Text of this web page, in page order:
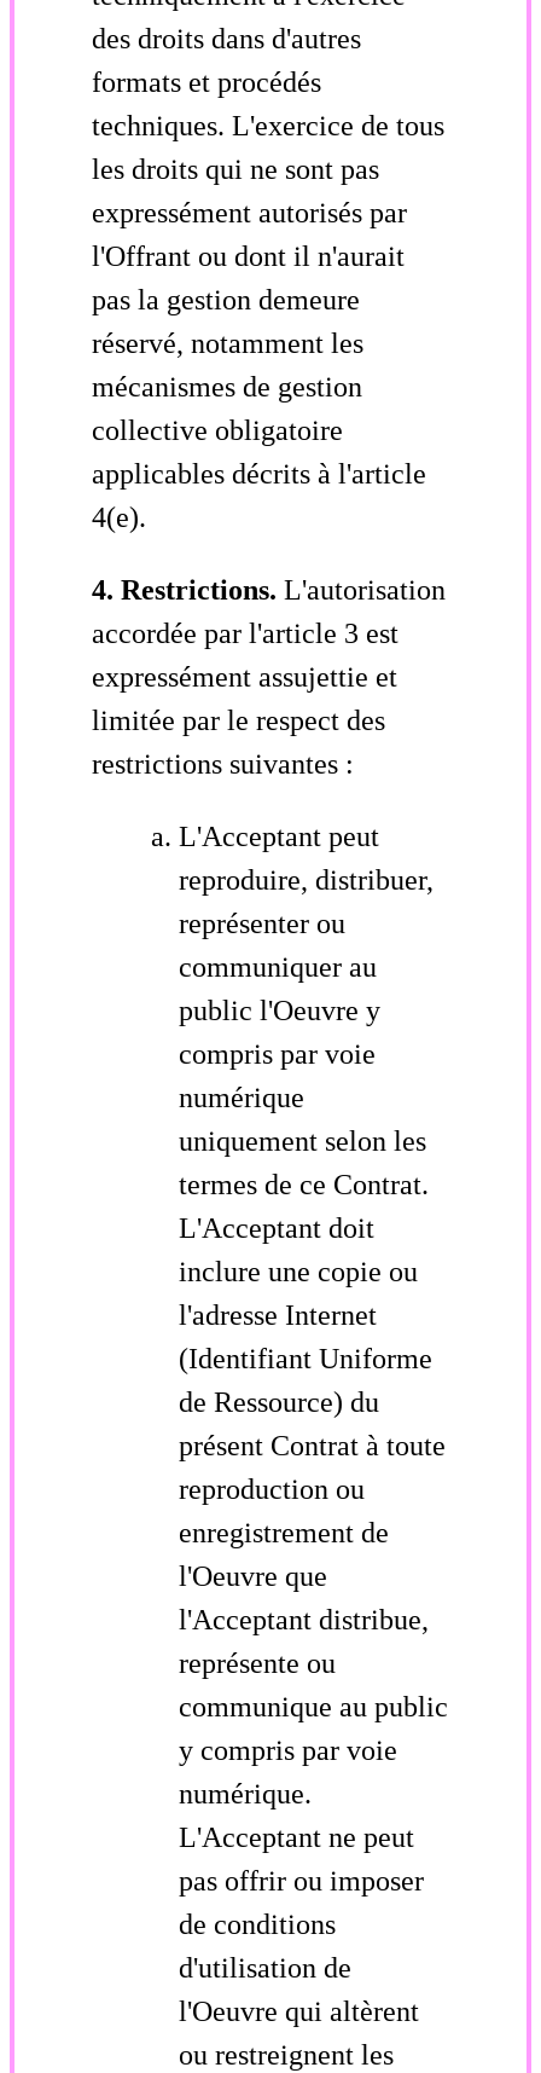
des droits dans d'autres
formats et procédés
techniques. L'exercice de tous
les droits qui ne sont pas
expressément autorisés par
l'Offrant ou dont il n'aurait
pas la gestion demeure
réservé, notamment les
mécanismes de gestion
collective obligatoire
applicables décrits à l'article
4(e).
4. Restrictions. L'autorisation
accordée par l'article 3 est
expressément assujettie et
limitée par le respect des
restrictions suivantes :
L'Acceptant peut
reproduire, distribuer,
représenter ou
communiquer au
public l'Oeuvre y
compris par voie
numérique
uniquement selon les
termes de ce Contrat.
L'Acceptant doit
inclure une copie ou
l'adresse Internet
(Identifiant Uniforme
de Ressource) du
présent Contrat à toute
reproduction ou
enregistrement de
l'Oeuvre que
l'Acceptant distribue,
représente ou
communique au public
y compris par voie
numérique.
L'Acceptant ne peut
pas offrir ou imposer
de conditions
d'utilisation de
l'Oeuvre qui altèrent
ou restreignent les